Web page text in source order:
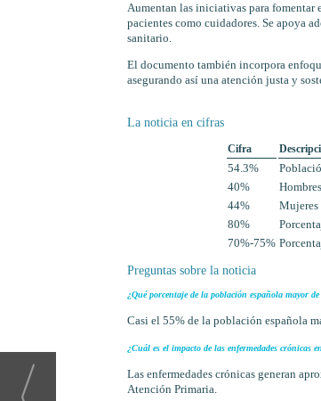
Aumentan las iniciativas para
pacientes como cuidadores. Se apoya
sanitario.
El documento también incorpora
asegurando así una atención justa y
La noticia en cifras
Cifra
54.3%
40%
44%
Mujeres
80%
70%-75%
Preguntas sobre la noticia
¿Qué porcentaje de la población española mayor
Casi el 55% de la población española
¿Cuál es el impacto de las enfermedades crónicas
Las enfermedades crónicas generan
Atención Primaria.